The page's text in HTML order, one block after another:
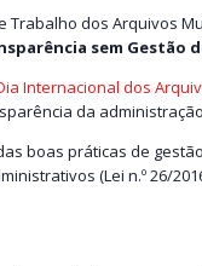
dos Arquivos
sem Gestão
Internacional dos
da
boas práticas de
(Lei n.º 26/